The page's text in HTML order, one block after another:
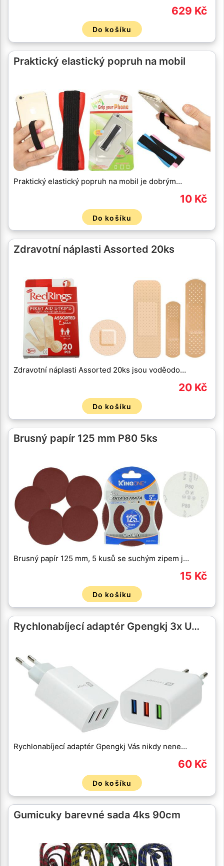
629 Kč
Do košíku
Praktický elastický popruh na mobil
Praktický elastický popruh na mobil je dobrým…
10 Kč
Do košíku
Zdravotní náplasti Assorted 20ks
Zdravotní náplasti Assorted 20ks jsou voděodo…
20 Kč
Do košíku
Brusný papír 125 mm P80 5ks
Brusný papír 125 mm, 5 kusů se suchým zipem j…
15 Kč
Do košíku
Rychlonabíjecí adaptér Gpengkj 3x U…
Rychlonabíjecí adaptér Gpengkj Vás nikdy nene…
60 Kč
Do košíku
Gumicuky barevné sada 4ks 90cm